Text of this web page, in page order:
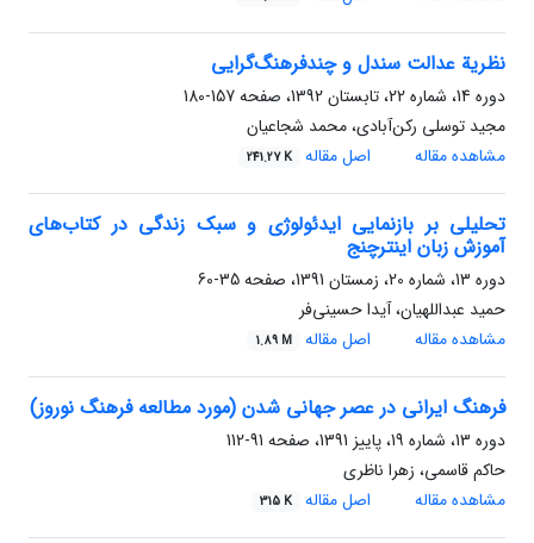
نظریة عدالت سندل و چندفرهنگ‌گرایی
دوره 14، شماره 22، تابستان 1392، صفحه
157-180
مجید توسلی رکن‌آبادی، محمد شجاعیان
مشاهده مقاله
اصل مقاله 241.27 K
تحلیلی بر بازنمایی ایدئولوژی و سبک زندگی در کتاب‌های
آموزش زبان اینترچنج
دوره 13، شماره 20، زمستان 1391، صفحه
35-60
حمید عبداللهیان، آیدا حسینی‌فر
مشاهده مقاله
اصل مقاله 1.89 M
فرهنگ ایرانی در عصر جهانی شدن (مورد مطالعه فرهنگ نوروز)
دوره 13، شماره 19، پاییز 1391، صفحه
91-112
حاکم قاسمی، زهرا ناظری
مشاهده مقاله
اصل مقاله 315 K